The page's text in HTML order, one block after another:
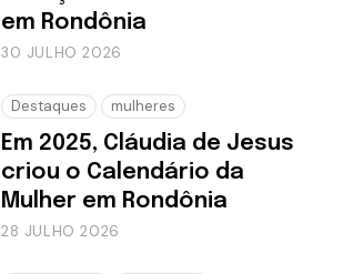
em Rondônia
30 JULHO 2026
Destaques mulheres
Em 2025, Cláudia de Jesus
criou o Calendário da
Mulher em Rondônia
28 JULHO 2026